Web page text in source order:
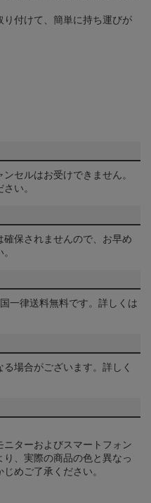
り付けて、簡単に持ち運びが
セルはお受けできません。
い。
保されませんので、お早め
一律送料無料です。詳しくは
場合がございます。詳しく
ターおよびスマートフォン
、実際の商品の色と異なっ
めご了承ください。